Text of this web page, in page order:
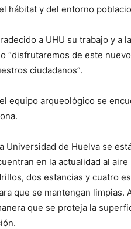
hábitat y del entorno
a UHU su trabajo y a
“disfrutaremos de este
ciudadanos”.
equipo arqueológico se
Universidad de Huelva se
en la actualidad al
dos estancias y cuatro
que se mantengan limpias.
que se proteja la